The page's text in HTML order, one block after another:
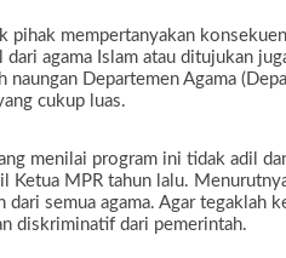
pihak mempertanyakan
agama Islam atau ditujukan
Departemen Agama
cukup luas.
menilai program ini tidak adil
MPR tahun lalu.
semua agama. Agar tegaklah
diskriminatif dari pemerintah.